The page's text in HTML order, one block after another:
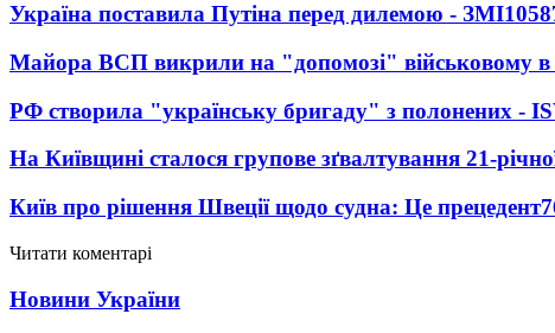
Україна поставила Путіна перед дилемою - ЗМІ
Майора ВСП викрили на "допомозі" військовому
РФ створила "українську бригаду" з полонених -
На Київщині сталося групове зґвалтування 21-
Київ про рішення Швеції щодо судна: Це прецедент
Читати коментарі
Новини України